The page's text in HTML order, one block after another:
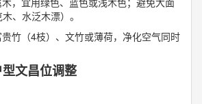
、水泛木漂）。
竹（4枝）、文竹或薄荷，净化空气同时
文昌位调整